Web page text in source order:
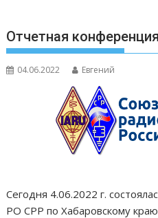
Отчетная
04.06.2022 Евгений
Сегодня 4.06.2022 г.
РО СРР по Хабаровскому краю